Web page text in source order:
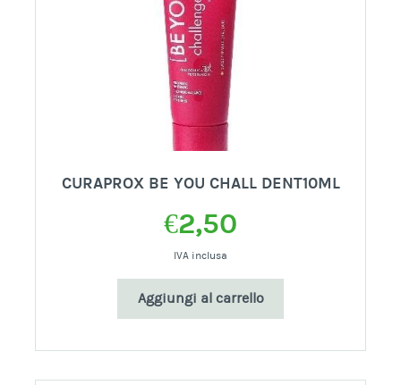
CURAPROX BE YOU CHALL DENT10ML
€2,50
IVA inclusa
Aggiungi al carrello